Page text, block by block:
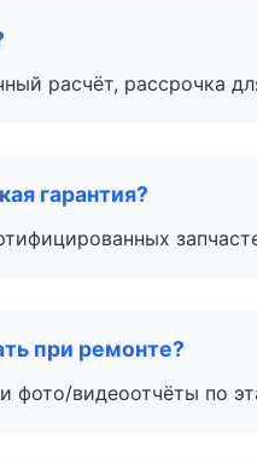
расчёт, рассрочка
гарантия?
при ремонте?
фото/видеоотчёты по